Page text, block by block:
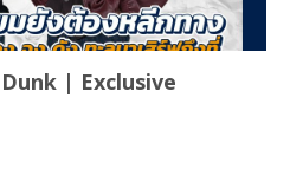
| Exclusive